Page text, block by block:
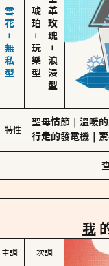
海鹽、雪花－無私型 －
玩樂型 －
浪漫型
特性
聖母情節 溫暖
行走的發電機
我
主調 次調